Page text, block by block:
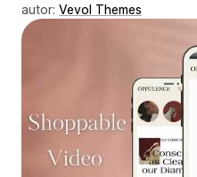
autor: Vevol Themes